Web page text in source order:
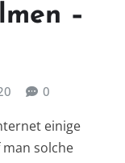
–
0
einige
solche